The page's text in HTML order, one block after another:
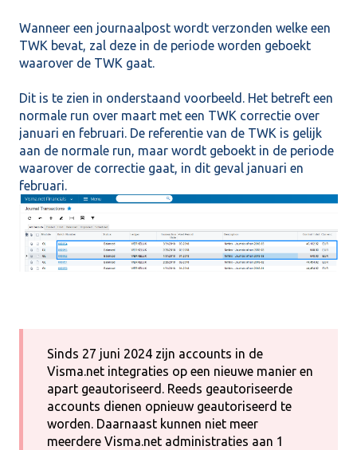
Wanneer een journaalpost wordt verzonden welke een
TWK bevat, zal deze in de periode worden geboekt
waarover de TWK gaat.
Dit is te zien in onderstaand voorbeeld. Het betreft een
normale run over maart met een TWK correctie over
januari en februari. De referentie van de TWK is gelijk
aan de normale run, maar wordt geboekt in de periode
waarover de correctie gaat, in dit geval januari en
februari.
Sinds 27 juni 2024 zijn accounts in de
Visma.net integraties op een nieuwe manier en
apart geautoriseerd. Reeds geautoriseerde
accounts dienen opnieuw geautoriseerd te
worden. Daarnaast kunnen niet meer
meerdere Visma.net administraties aan 1